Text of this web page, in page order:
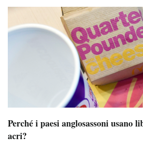
Perché i paesi anglosassoni usano
acri?